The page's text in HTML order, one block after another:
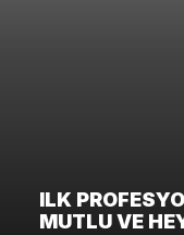
ILK
MUTLU VE